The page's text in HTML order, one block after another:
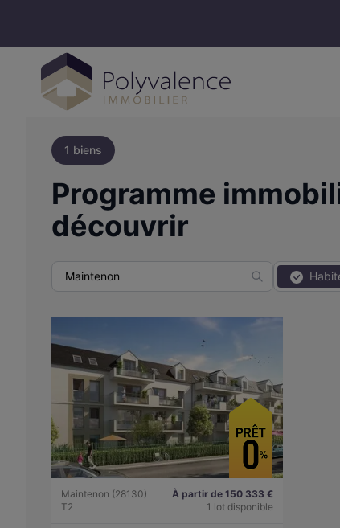
1 biens
Programme
découvrir
Maintenon (28130)
T2
À partir de 150 333 €
1 lot disponible